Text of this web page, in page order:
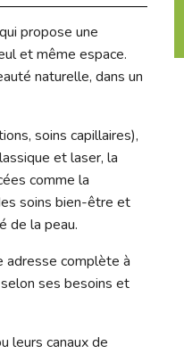
propose une
et même espace.
naturelle, dans un
soins capillaires),
et laser, la
comme la
soins bien-être et
de la peau.
adresse complète à
ses besoins et
leurs canaux de